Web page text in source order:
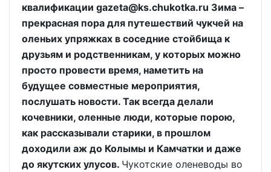
квалификации gazeta@ks.chukotka.ru Зима –
прекрасная пора для путешествий чукчей на
оленьих упряжках в соседние стойбища к
друзьям и родственникам, у которых можно
просто провести время, наметить на
будущее совместные мероприятия,
послушать новости. Так всегда делали
кочевники, оленные люди, которые порою,
как рассказывали старики, в прошлом
доходили аж до Колымы и Камчатки и даже
до якутских улусов. Чукотские оленеводы во